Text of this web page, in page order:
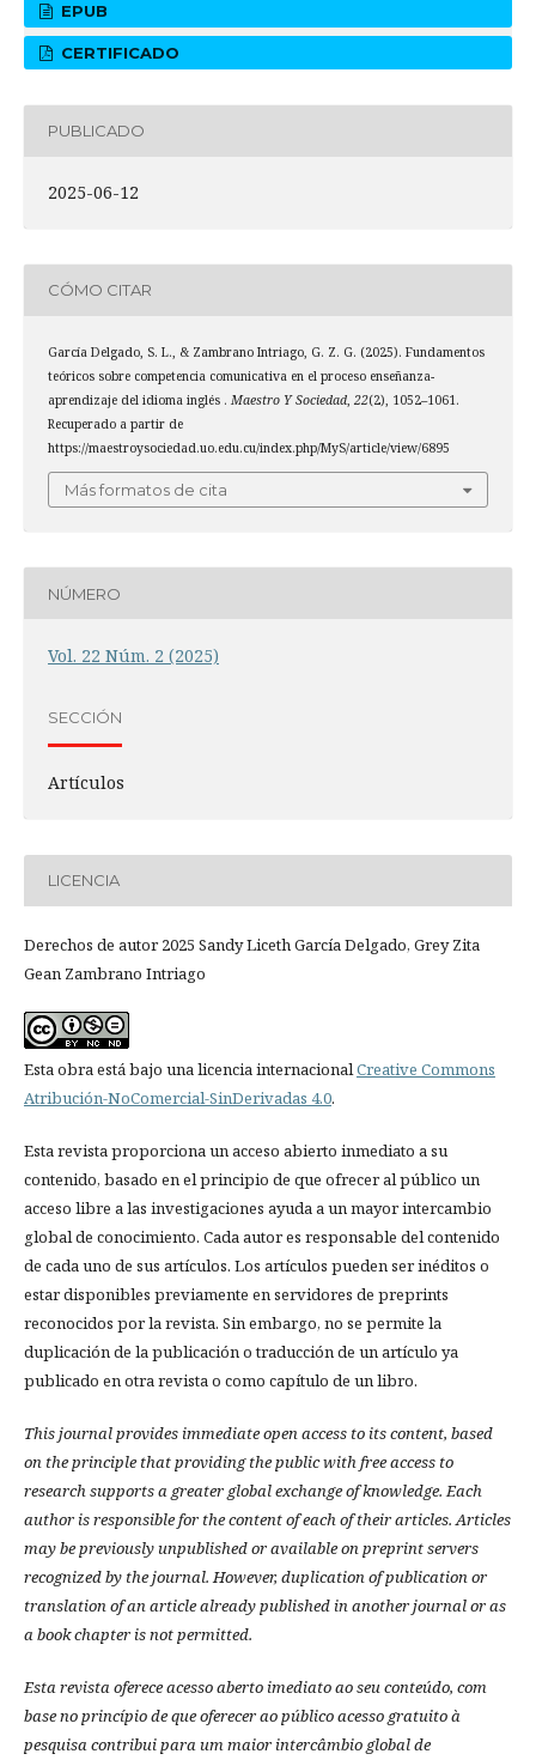
EPUB
CERTIFICADO
PUBLICADO
2025-06-12
CÓMO CITAR
García Delgado, S. L., & Zambrano Intriago, G. Z. G. (2025). Fundamentos
teóricos sobre competencia comunicativa en el proceso enseñanza-
aprendizaje del idioma inglés . Maestro Y Sociedad, 22(2), 1052–1061.
Recuperado a partir de
https://maestroysociedad.uo.edu.cu/index.php/MyS/article/view/6895
Más formatos de cita
NÚMERO
Vol. 22 Núm. 2 (2025)
SECCIÓN
Artículos
LICENCIA
Derechos de autor 2025 Sandy Liceth García Delgado, Grey Zita
Gean Zambrano Intriago
Esta obra está bajo una licencia internacional Creative Commons
Atribución-NoComercial-SinDerivadas 4.0.
Esta revista proporciona un acceso abierto inmediato a su
contenido, basado en el principio de que ofrecer al público un
acceso libre a las investigaciones ayuda a un mayor intercambio
global de conocimiento. Cada autor es responsable del contenido
de cada uno de sus artículos. Los artículos pueden ser inéditos o
estar disponibles previamente en servidores de preprints
reconocidos por la revista. Sin embargo, no se permite la
duplicación de la publicación o traducción de un artículo ya
publicado en otra revista o como capítulo de un libro.
This journal provides immediate open access to its content, based
on the principle that providing the public with free access to
research supports a greater global exchange of knowledge. Each
author is responsible for the content of each of their articles. Articles
may be previously unpublished or available on preprint servers
recognized by the journal. However, duplication of publication or
translation of an article already published in another journal or as
a book chapter is not permitted.
Esta revista oferece acesso aberto imediato ao seu conteúdo, com
base no princípio de que oferecer ao público acesso gratuito à
pesquisa contribui para um maior intercâmbio global de